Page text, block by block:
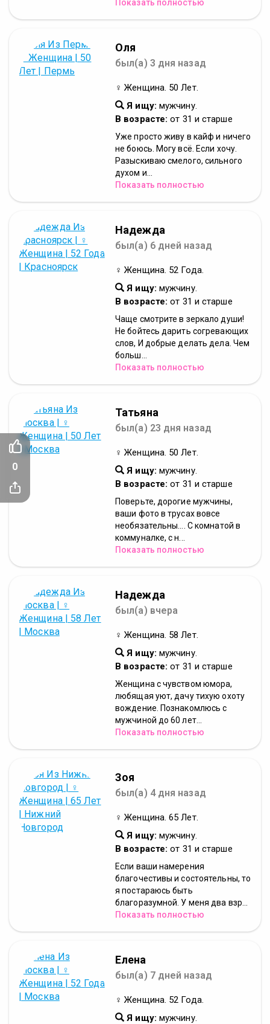
Показать полностью
Оля
был(а) 3 дня назад
♀ Женщина. 50 Лет.
Я ищу: мужчину.
В возрасте: от 31 и старше
Уже просто живу в кайф и ничего
не боюсь. Могу всё. Если хочу.
Разыскиваю смелого, сильного
духом и...
Показать полностью
Надежда
был(а) 6 дней назад
♀ Женщина. 52 Года.
Я ищу: мужчину.
В возрасте: от 31 и старше
Чаще смотрите в зеркало души!
Не бойтесь дарить согревающих
слов, И добрые делать дела. Чем
больш...
Показать полностью
Татьяна
был(а) 23 дня назад
♀ Женщина. 50 Лет.
Я ищу: мужчину.
В возрасте: от 31 и старше
Поверьте, дорогие мужчины,
ваши фото в трусах вовсе
необязательны.... С комнатой в
коммуналке, с н...
Показать полностью
Надежда
был(а) вчера
♀ Женщина. 58 Лет.
Я ищу: мужчину.
В возрасте: от 31 и старше
Женщина с чувством юмора,
любящая уют, дачу тихую охоту
вождение. Познакомлюсь с
мужчиной до 60 лет...
Показать полностью
Зоя
был(а) 4 дня назад
♀ Женщина. 65 Лет.
Я ищу: мужчину.
В возрасте: от 31 и старше
Если ваши намерения
благочестивы и состоятельны, то
я постараюсь быть
благоразумной. У меня два взр...
Показать полностью
Елена
был(а) 7 дней назад
♀ Женщина. 52 Года.
Я ищу: мужчину.
0